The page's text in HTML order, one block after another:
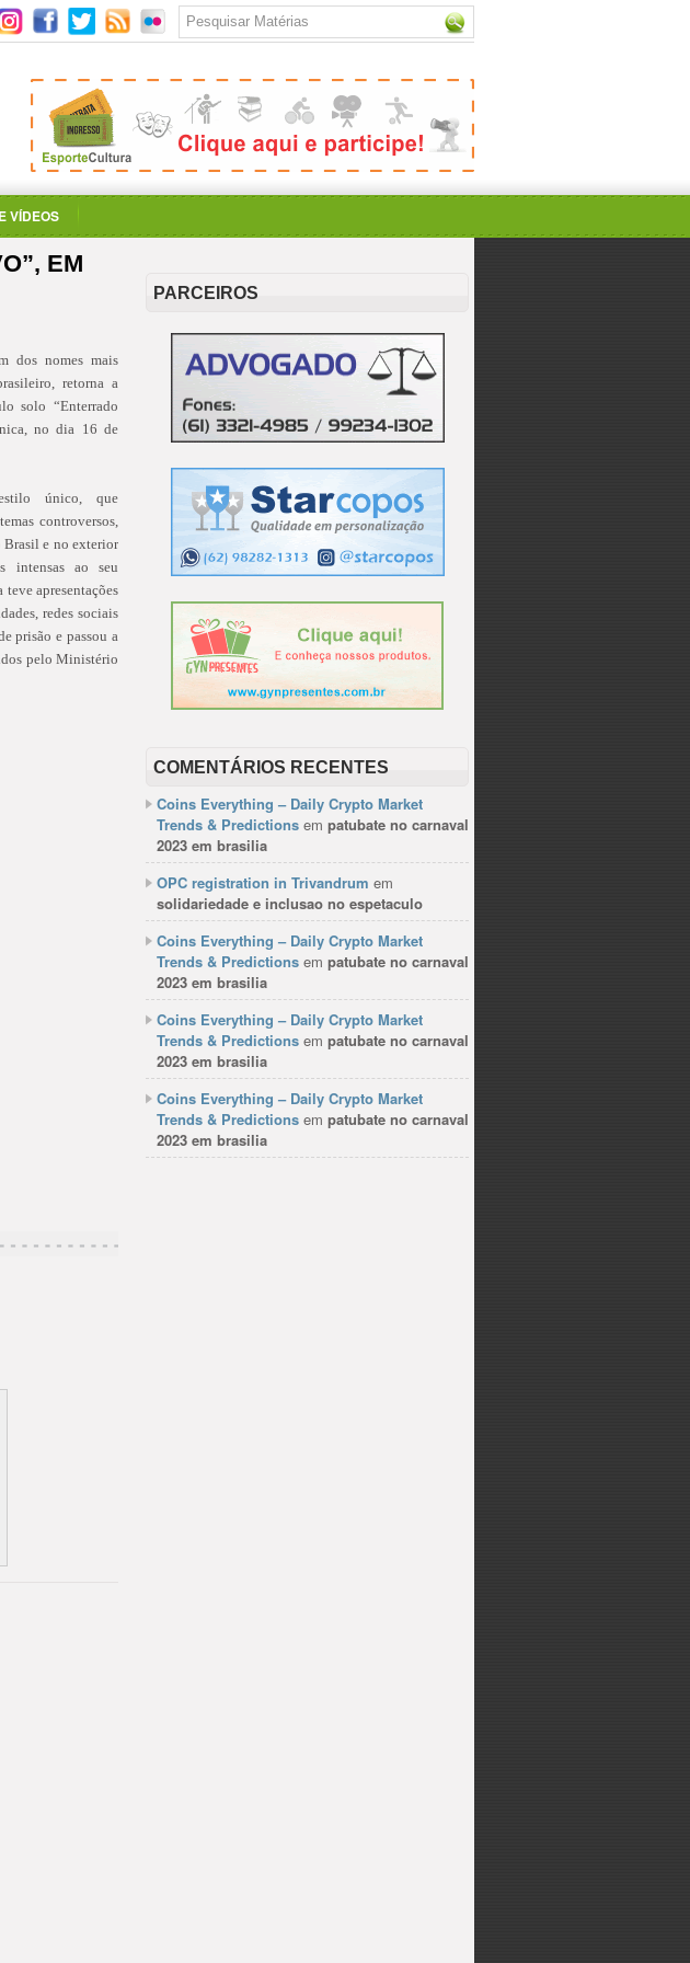
VÍDEOS
EM
dos nomes mais
retorna a
solo “Enterrado
no dia 16 de
único, que
controversos,
e no exterior
intensas ao seu
apresentações
redes sociais
prisão e passou a
pelo Ministério
PARCEIROS
COMENTÁRIOS RECENTES
Coins Everything – Daily Crypto Market
Trends & Predictions em patubate no carnaval
2023 em brasilia
OPC registration in Trivandrum em
solidariedade e inclusao no espetaculo
Coins Everything – Daily Crypto Market
Trends & Predictions em patubate no carnaval
2023 em brasilia
Coins Everything – Daily Crypto Market
Trends & Predictions em patubate no carnaval
2023 em brasilia
Coins Everything – Daily Crypto Market
Trends & Predictions em patubate no carnaval
2023 em brasilia